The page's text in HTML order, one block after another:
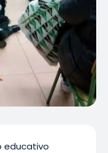
educativo